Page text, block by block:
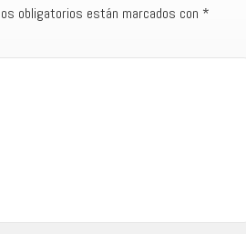
obligatorios están marcados con *